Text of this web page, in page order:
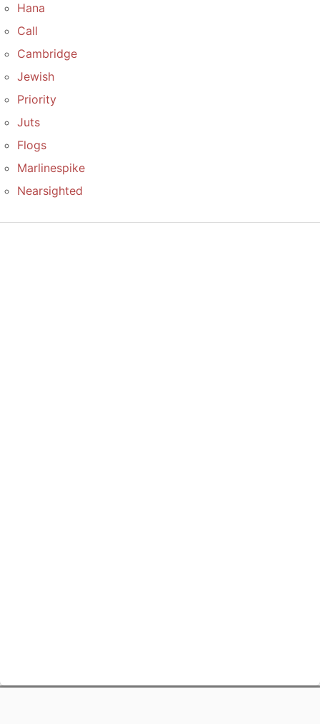
Hana
Call
Cambridge
Jewish
Priority
Juts
Flogs
Marlinespike
Nearsighted